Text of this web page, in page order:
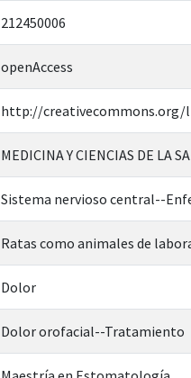
212450006
openAccess
http://creativecommons.org/
MEDICINA Y CIENCIAS DE LA
Sistema nervioso central--
Ratas como animales de
Dolor
Dolor orofacial--Tratamiento